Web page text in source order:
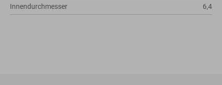
Innendurchmesser
6,4